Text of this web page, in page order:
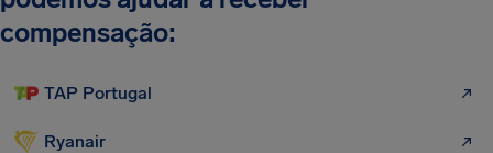
compensação:
TAP Portugal
Ryanair